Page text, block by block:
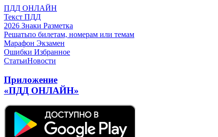
ПДД ОНЛАЙН
Текст ПДД
2026 Знаки Разметка
Решатьпо билетам, номерам или темам
Марафон Экзамен
Ошибки Избранное
СтатьиНовости
Приложение
«ПДД ОНЛАЙН»